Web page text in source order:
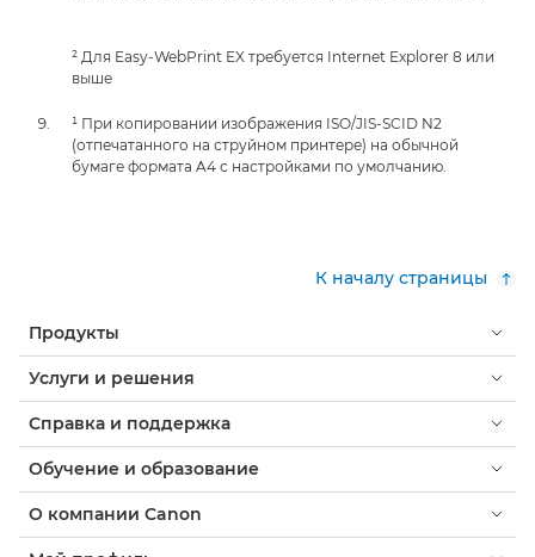
² Для Easy-WebPrint EX требуется Internet Explorer 8 или
выше
¹ При копировании изображения ISO/JIS-SCID N2
(отпечатанного на струйном принтере) на обычной
бумаге формата A4 с настройками по умолчанию.
К началу страницы
Продукты
Услуги и решения
Справка и поддержка
Обучение и образование
О компании Canon